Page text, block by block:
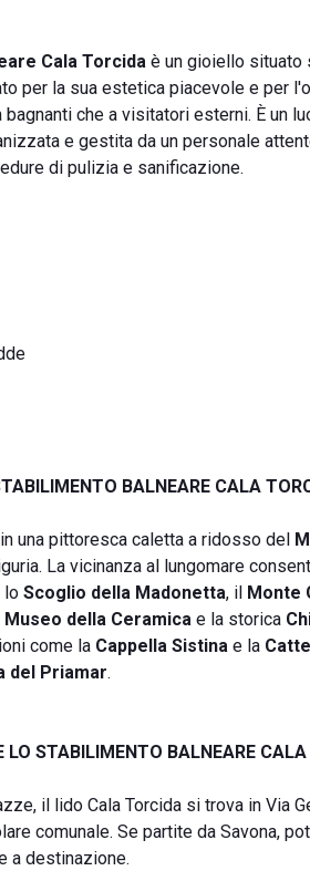
Cala Torcida è un gioiello situato
per la sua estetica piacevole e per
che a visitatori esterni. È un
e gestita da un personale
di pulizia e sanificazione.
BALNEARE CALA
una pittoresca caletta a ridosso del
La vicinanza al lungomare
lo Scoglio della Madonetta, il Monte
Museo della Ceramica e la storica
come la Cappella Sistina e la
del Priamar.
LO STABILIMENTO BALNEARE
il lido Cala Torcida si trova in Via
comunale. Se partite da Savona,
a destinazione.